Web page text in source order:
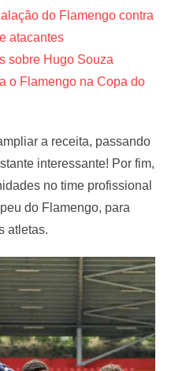
do Flamengo contra
atacantes
sobre Hugo Souza
o Flamengo na Copa do
a receita, passando
interessante! Por fim,
no time profissional
do Flamengo, para
atletas.